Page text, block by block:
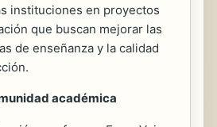
instituciones en proyectos
que buscan mejorar las
de enseñanza y la calidad
académica